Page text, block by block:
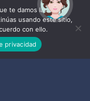
te damos la mejor
usando este sitio,
con ello.
privacidad